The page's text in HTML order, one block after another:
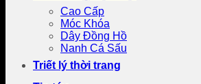
Cao Cấp
Móc Khóa
Dây Đồng Hồ
Nanh Cá Sấu
Triết lý thời trang